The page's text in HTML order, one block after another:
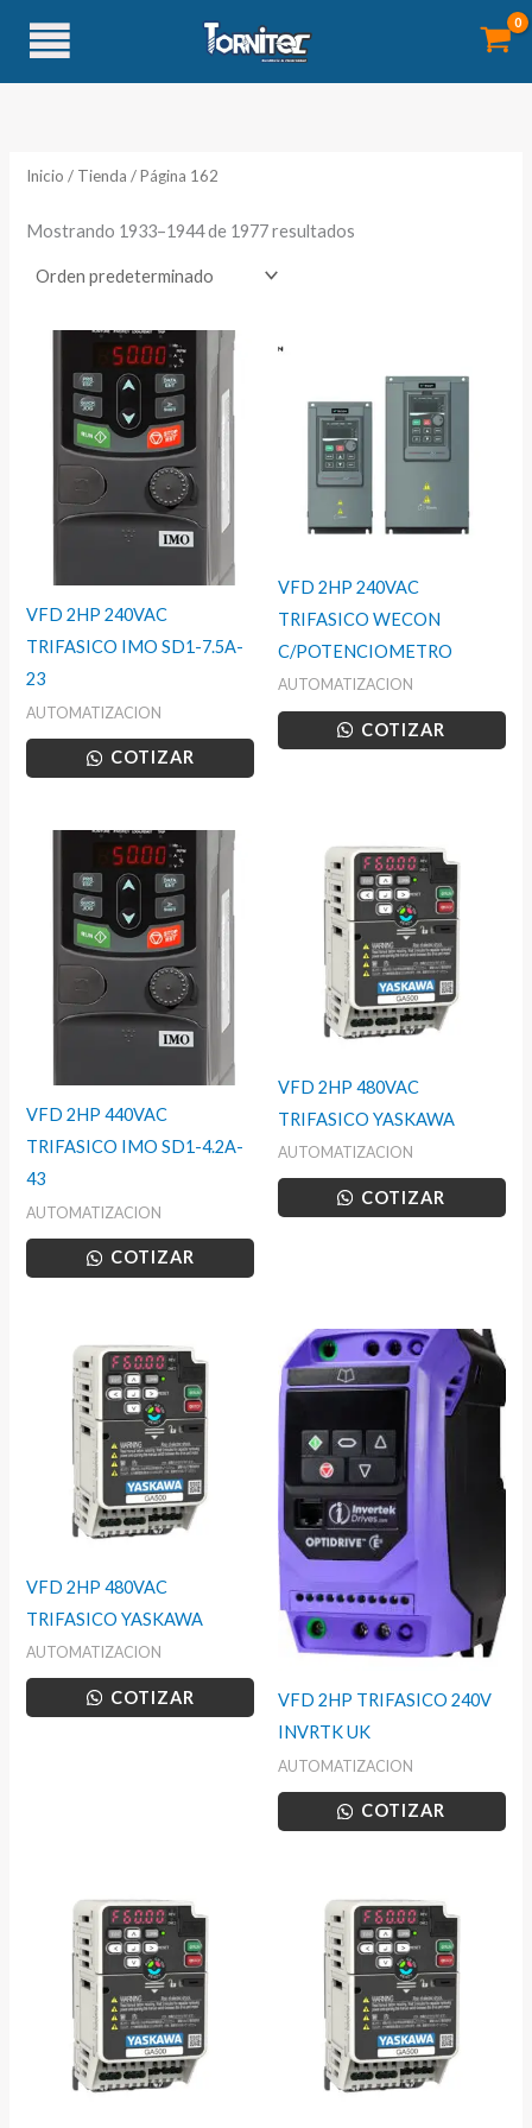
contenido
Inicio / Tienda / Página 162
Mostrando 1933–1944 de 1977 resultados
VFD 2HP 240VAC
TRIFASICO IMO SD1-7.5A-
23
AUTOMATIZACION
COTIZAR
VFD 2HP 240VAC
TRIFASICO WECON
C/POTENCIOMETRO
AUTOMATIZACION
COTIZAR
VFD 2HP 440VAC
TRIFASICO IMO SD1-4.2A-
43
AUTOMATIZACION
COTIZAR
VFD 2HP 480VAC
TRIFASICO YASKAWA
AUTOMATIZACION
COTIZAR
VFD 2HP 480VAC
TRIFASICO YASKAWA
AUTOMATIZACION
COTIZAR
VFD 2HP TRIFASICO 240V
INVRTK UK
AUTOMATIZACION
COTIZAR